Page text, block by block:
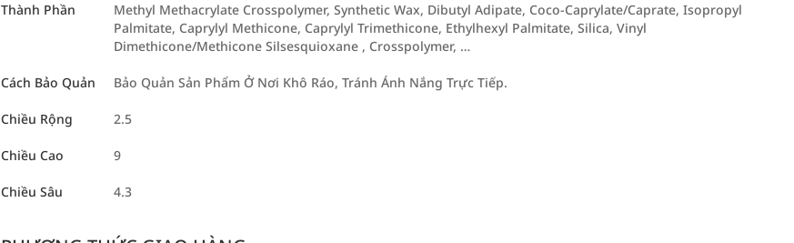
Thành Phần
Methyl Methacrylate Crosspolymer, Synthetic Wax, Dibutyl Adipate, Coco-Caprylate/Caprate, Isopropyl
Palmitate, Caprylyl Methicone, Caprylyl Trimethicone, Ethylhexyl Palmitate, Silica, Vinyl
Dimethicone/Methicone Silsesquioxane , Crosspolymer, …
Cách Bảo Quản Bảo Quản Sản Phẩm Ở Nơi Khô Ráo, Tránh Ánh Nắng Trực Tiếp.
Chiều Rộng 2.5
Chiều Cao 9
Chiều Sâu 4.3